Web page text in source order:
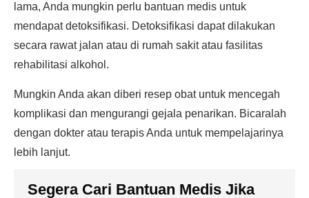
lama, Anda mungkin perlu bantuan medis untuk
mendapat detoksifikasi. Detoksifikasi dapat dilakukan
secara rawat jalan atau di rumah sakit atau fasilitas
rehabilitasi alkohol.
Mungkin Anda akan diberi resep obat untuk mencegah
komplikasi dan mengurangi gejala penarikan. Bicaralah
dengan dokter atau terapis Anda untuk mempelajarinya
lebih lanjut.
Segera Cari Bantuan Medis Jika